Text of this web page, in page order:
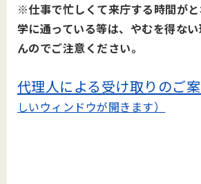
※仕事で忙しくて来庁する時間が
学に通っている等は、やむを得な
んのでご注意ください。
代理人による受け取りのご
しいウィンドウが開きます）